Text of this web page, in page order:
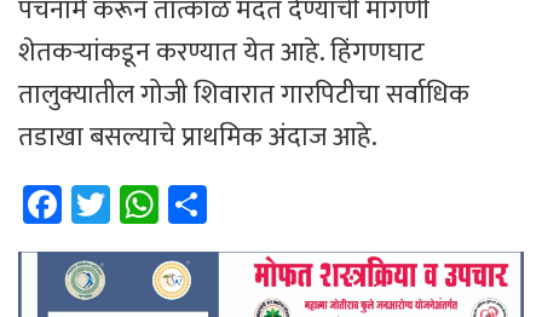
पंचनामे करून तात्काळ मदत देण्याची मागणी
शेतकऱ्यांकडून करण्यात येत आहे. हिंगणघाट
तालुक्यातील गोजी शिवारात गारपिटीचा सर्वाधिक
तडाखा बसल्याचे प्राथमिक अंदाज आहे.
Fa
ce
b
T
wi
W
h
at
ar